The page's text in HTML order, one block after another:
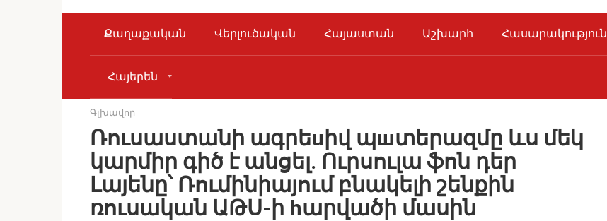
Քաղաքական Վերլուծական Հայաստան Աշխարհ Հասարակություն
Հայերեն
Գլխավոր
Ռուսաստանի ագրեuիվ պшտերազմը ևս մեկ
կարմիր գիծ է անցել. Ուրսուլա ֆոն դեր
Լայենը՝ Ռումինիայում բնակելի շենքին
ռուսական ԱԹՍ-ի hարվածի մասին